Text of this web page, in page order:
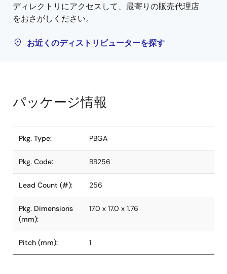
ディレクトリにアクセスして、最寄りの販売代理店
をおさがしください。
お近くのディストリビューターを探す
パッケージ情報
Pkg. Type: PBGA
Pkg. Code: BB256
Lead Count (#): 256
Pkg. Dimensions
(mm):
17.0 x 17.0 x 1.76
Pitch (mm): 1